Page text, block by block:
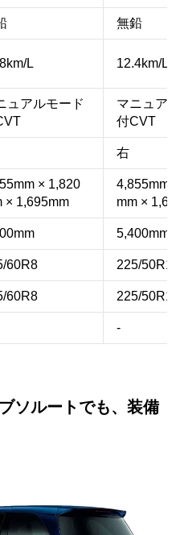
無鉛
L 12.4km/L
ュアルモード
マニュア
付CVT
右
× 1,820
× 1,695mm
4,855mm
mm ×
5,400mm
60R8 225/50R10
60R8 225/50R10
-
ソルートでも、装備